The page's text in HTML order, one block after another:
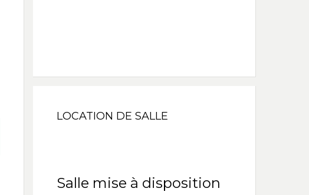
LOCATION DE SALLE
Salle mise à disposition